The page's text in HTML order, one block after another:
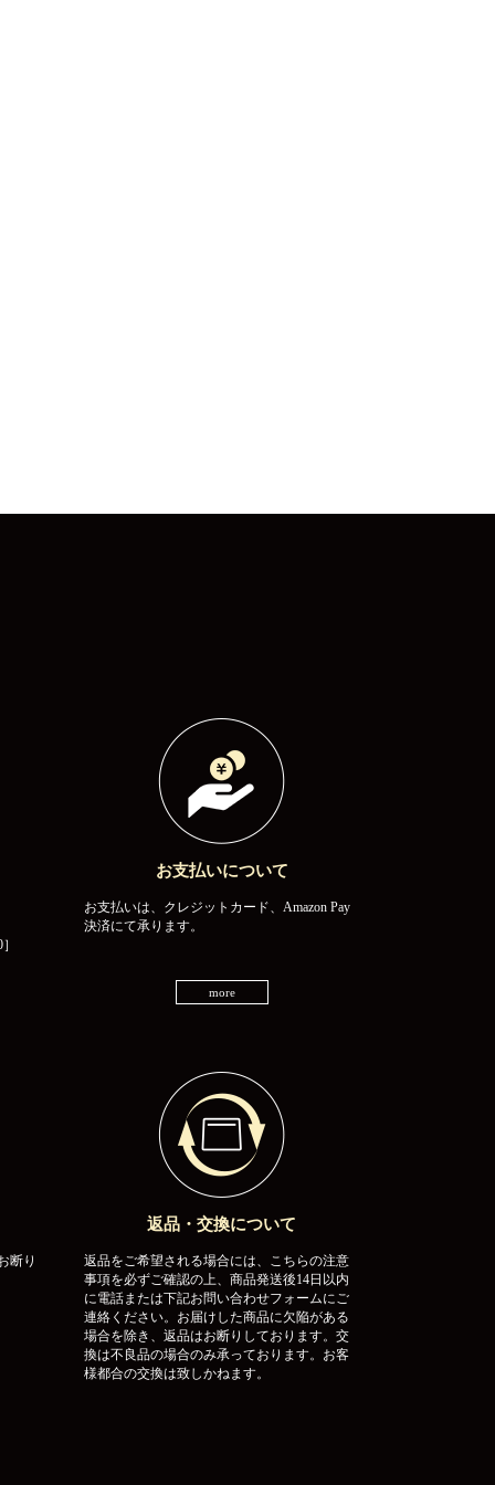
お支払いについて
お支払いは、クレジットカード、Amazon Pay
決済にて承ります。
more
断り
返品・交換について
返品をご希望される場合には、こちらの注意
事項を必ずご確認の上、商品発送後14日以内
に電話または下記お問い合わせフォームにご
連絡ください。お届けした商品に欠陥がある
場合を除き、返品はお断りしております。交
換は不良品の場合のみ承っております。お客
様都合の交換は致しかねます。